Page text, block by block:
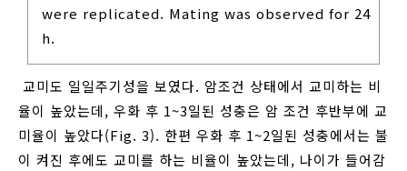
were replicated. Mating was observed for 24
h.
교미도 일일주기성을 보였다. 암조건 상태에서 교미하는 비
율이 높았는데, 우화 후 1~3일된 성충은 암 조건 후반부에 교
미율이 높았다(Fig. 3). 한편 우화 후 1~2일된 성충에서는 불
이 켜진 후에도 교미를 하는 비율이 높았는데, 나이가 들어감